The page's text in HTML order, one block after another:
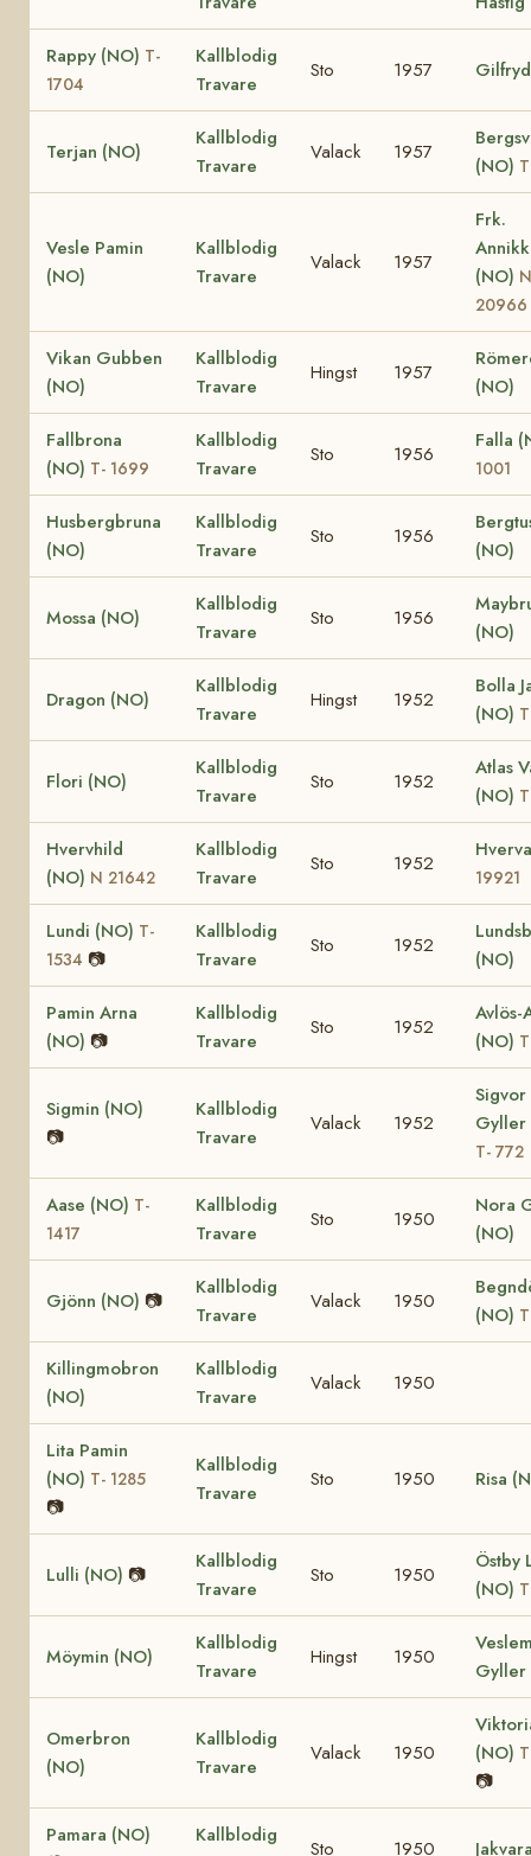
Rappy (NO) T-
1704
Kallblodig
Travare
Sto 1957
Terjan (NO)
Kallblodig
Travare
Valack 1957
(NO)
Vesle Pamin
(NO)
Kallblodig
Travare
Valack 1957
Frk.
(NO) N
20966
Vikan Gubben
(NO)
Kallblodig
Travare
Hingst 1957
(NO)
Fallbrona
(NO) T- 1699
Kallblodig
Travare
Sto 1956
Falla
1001
Husbergbruna
(NO)
Kallblodig
Travare
Sto 1956
(NO)
Mossa (NO)
Kallblodig
Travare
Sto 1956
(NO)
Dragon (NO)
Kallblodig
Travare
Hingst 1952
Bolla
(NO)
Flori (NO)
Kallblodig
Travare
Sto 1952
Atlas
(NO)
Hvervhild
(NO) N 21642
Kallblodig
Travare
Sto 1952
19921
Lundi (NO) T-
1534 📷
Kallblodig
Travare
Sto 1952
(NO)
Pamin Arna
(NO) 📷
Kallblodig
Travare
Sto 1952
Avlös-
(NO)
Sigmin (NO)
📷
Kallblodig
Travare
Valack 1952
Sigvor
Gyller
T- 772
Aase (NO) T-
1417
Kallblodig
Travare
Sto 1950
Nora
(NO)
Gjönn (NO) 📷
Kallblodig
Travare
Valack 1950
(NO)
Killingmobron
(NO)
Kallblodig
Travare
Valack 1950
Lita Pamin
(NO) T- 1285
📷
Kallblodig
Travare
Sto 1950 Risa
Lulli (NO) 📷
Kallblodig
Travare
Sto 1950
Östby
(NO)
Möymin (NO)
Kallblodig
Travare
Hingst 1950
Gyller
Omerbron
(NO)
Kallblodig
Travare
Valack 1950
(NO)
📷
Pamara (NO)
Kallblodig
Sto 1950